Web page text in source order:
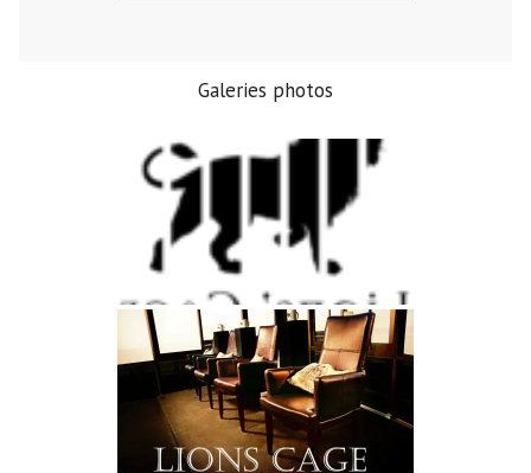
Galeries photos